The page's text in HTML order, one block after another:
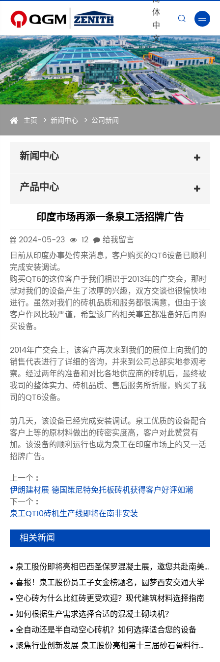
体
中
文
 
主页 新闻中心 公司新闻
新闻中心
产品中心
印度市场再添一条泉工活招牌广告
2024-05-23 12
给我留言
日前从印度办事处传来消息，客户购买的QT6设备已顺利
完成安装调试。
购买QT6的这位客户于我们相识于2013年的广交会，那时
就对我们的设备产生了浓厚的兴趣，双方交谈也很愉快地
进行。虽然对我们的砖机品质和服务都很满意，但由于该
客户作风比较严谨，希望该厂的相关事宜都准备好后再购
买设备。
2014年广交会上，该客户再次来到我们的展位上向我们的
销售代表进行了详细的咨询，并来到公司总部实地参观考
察。经过两年的准备和对比各地供应商的砖机后，最终被
我司的整体实力、砖机品质、售后服务所折服，购买了我
司的QT6设备。
前几天，该设备已经完成安装调试。泉工优质的设备配合
客户上等的原材料做出的砖密实度高，客户对此赞赏有
加。该设备的顺利运行也成为泉工在印度市场上的又一活
招牌广告。
上一个 :
伊朗建材展 德国策尼特免托板砖机获得客户好评如潮
下一个 :
泉工QT10砖机生产线即将在南非安装
相关新闻
泉工股份即将亮相巴西圣保罗混凝土展，邀您共赴南美
行业盛会
喜报！泉工股份员工子女金榜题名，圆梦西安交通大学
空心砖为什么比红砖更受欢迎？现代建筑材料选择指南
如何根据生产需求选择合适的混凝土砌块机？
全自动还是半自动空心砖机？如何选择适合您的设备
聚焦行业创新发展 泉工股份亮相第十三届砂石骨料行业